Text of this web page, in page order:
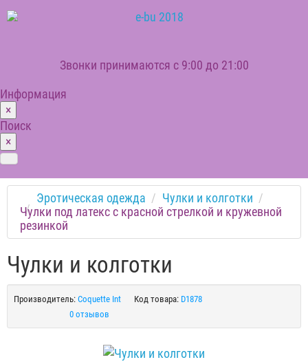
Звонки принимаются с 9:00 до 21:00
Информация
×
Поиск
×
Эротическая одежда
Чулки и колготки
Чулки под латекс с красной стрелкой и кружевной
резинкой
Чулки и колготки
Производитель: Coquette Int Код товара: D1878
0 отзывов